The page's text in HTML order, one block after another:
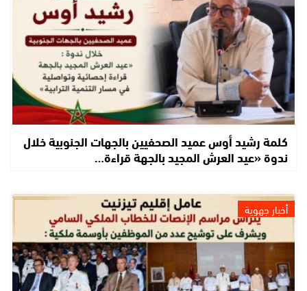
كلمة رشيد أوس عميد الصحفيين بالجهات الجنوبية خلال
ندوة «عيد العرش المجيد بالجهة قراءة…
أخبار جهوية